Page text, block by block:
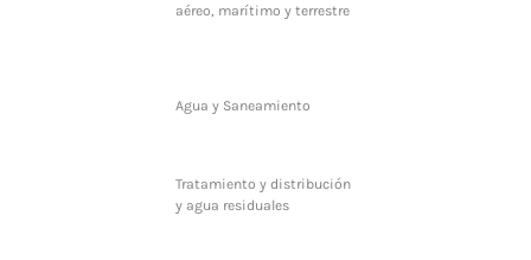
aéreo, marítimo y terrestre
Agua y Saneamiento
Tratamiento y distribución
y agua residuales